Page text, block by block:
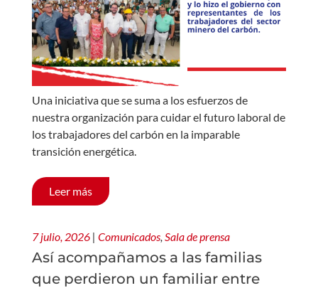
Una iniciativa que se suma a los esfuerzos de
nuestra organización para cuidar el futuro laboral de
los trabajadores del carbón en la imparable
transición energética.
Leer más
7 julio, 2026 | Comunicados Sala de prensa
Así acompañamos a las familias
que perdieron un familiar entre